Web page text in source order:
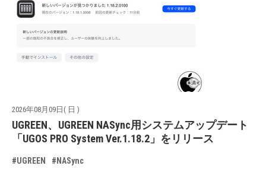
2026年08月09日( 日 )
UGREEN、UGREEN NASync用システムアップデート
「UGOS PRO System Ver.1.18.2」をリリース
#UGREEN #NASync